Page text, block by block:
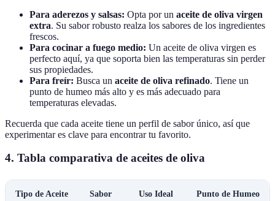
Para aderezos y salsas: Opta por un aceite de oliva virgen
extra. Su sabor robusto realza los sabores de los ingredientes
frescos.
Para cocinar a fuego medio: Un aceite de oliva virgen es
perfecto aquí, ya que soporta bien las temperaturas sin perder
sus propiedades.
Para freír: Busca un aceite de oliva refinado. Tiene un
punto de humeo más alto y es más adecuado para
temperaturas elevadas.
Recuerda que cada aceite tiene un perfil de sabor único, así que
experimentar es clave para encontrar tu favorito.
4. Tabla comparativa de aceites de oliva
Tipo de Aceite Sabor Uso Ideal Punto de Humeo